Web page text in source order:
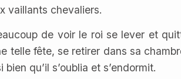
vaillants chevaliers.
de voir le roi se lever et
telle fête, se retirer dans sa
qu’il s’oublia et s’endormit.